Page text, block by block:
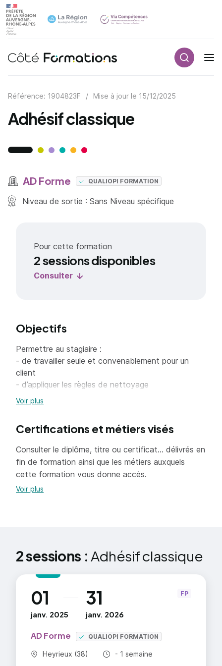
Navigation principale
Référence: 1904823F / Mise à jour le 15/12/2025
Adhésif classique
AD Forme QUALIOPI FORMATION
Niveau de sortie : Sans Niveau spécifique
Pour cette formation
2 sessions disponibles
Consulter
Objectifs
Permettre au stagiaire :
- de travailler seule et convenablement pour un
client
- d’appliquer les règles de nettoyage
- de prendre des décisions et apporter des
Voir plus
Certifications et métiers visés
Consulter le diplôme, titre ou certificat... délivrés en
fin de formation ainsi que les métiers auxquels
cette formation vous donne accès.
Voir plus
2 sessions :Adhésif classique
01
janv. 2025
au 31
janv. 2026
AD Forme QUALIOPI FORMATION
Commune :
Heyrieux (38) Durée totale :
- 1 semaine
FP